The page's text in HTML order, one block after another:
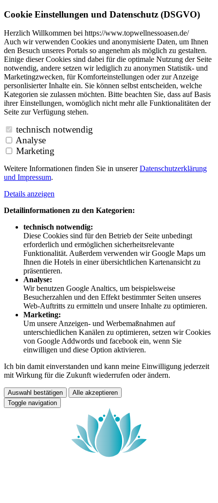
Cookie Einstellungen und Datenschutz (DSGVO)
Herzlich Willkommen bei https://www.topwellnessoasen.de/
Auch wir verwenden Cookies und anonymisierte Daten, um Ihnen
den Besuch unseres Portals so angenehm als möglich zu gestalten.
Einige dieser Cookies sind dabei für die optimale Nutzung der Seite
notwendig, andere setzen wir lediglich zu anonymen Statistik- und
Marketingzwecken, für Komforteinstellungen oder zur Anzeige
personlisierter Inhalte ein. Sie können selbst entscheiden, welche
Kategorien sie zulassen möchten. Bitte beachten Sie, dass auf Basis
ihrer Einstellungen, womöglich nicht mehr alle Funktionalitäten der
Seite zur Verfügung stehen.
technisch notwendig
Analyse
Marketing
Weitere Informationen finden Sie in unsererDatenschutzerklärung
und Impressum.
Details anzeigen
Detailinformationen zu den Kategorien:
technisch notwendig:
Diese Cookies sind für den Betrieb der Seite unbedingt
erforderlich und ermöglichen sicherheitsrelevante
Funktionalität. Außerdem verwenden wir Google Maps um
Ihnen die Hotels in einer übersichtlichen Kartenansicht zu
präsentieren.
Analyse:
Wir benutzen Google Analtics, um beispielsweise
Besucherzahlen und den Effekt bestimmter Seiten unseres
Web-Auftritts zu ermitteln und unsere Inhalte zu optimieren.
Marketing:
Um unsere Anzeigen- und Werbemaßnahmen auf
unterschiedlichen Kanälen zu optimieren, setzen wir Cookies
von Google Addwords und facebook ein, wenn Sie
einwilligen und diese Option aktivieren.
Ich bin damit einverstanden und kann meine Einwilligung jederzeit
mit Wirkung für die Zukunft wiederrufen oder ändern.
Auswahl bestätigen
Alle akzeptieren
Toggle navigation